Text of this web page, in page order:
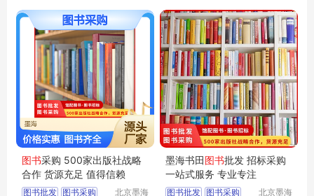
图书采购 500家出版社战略
合作 货源充足 值得信赖
图书批发 图书采购
北京墨海
墨海书田图书批发 招标采购
一站式服务 专业专注
图书批发 图书采购
北京墨海